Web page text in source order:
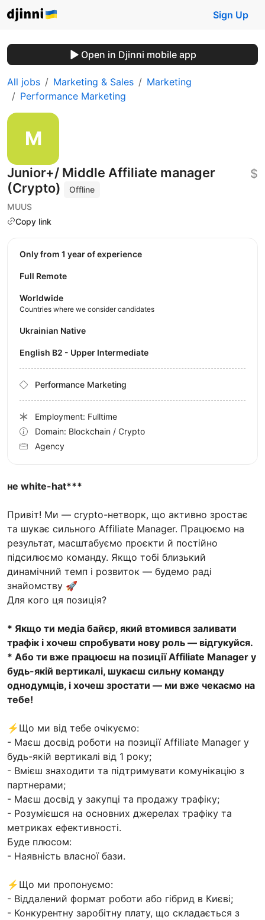
Sign Up
Open in Djinni mobile app
All jobs Marketing & Sales
Marketing
Performance Marketing
Junior+/ Middle Affiliate manager
(Crypto)
Offline
MUUS
Copy link
$
не white-hat***
Привіт! Ми — crypto-нетворк, що активно зростає
та шукає сильного Affiliate Manager. Працюємо на
результат, масштабуємо проєкти й постійно
підсилюємо команду. Якщо тобі близький
динамічний темп і розвиток — будемо раді
знайомству 🚀
Для кого ця позиція?
* Якщо ти медіа байєр, який втомився заливати
трафік і хочеш спробувати нову роль — відгукуйся.
* Або ти вже працюєш на позиції Affiliate Manager у
будь-якій вертикалі, шукаєш сильну команду
однодумців, і хочеш зростати — ми вже чекаємо на
тебе!
⚡️Що ми від тебе очікуємо:
- Маєш досвід роботи на позиції Affiliate Manager у
будь-якій вертикалі від 1 року;
- Вмієш знаходити та підтримувати комунікацію з
партнерами;
- Маєш досвід у закупці та продажу трафіку;
- Розумієшся на основних джерелах трафіку та
метриках ефективності.
Буде плюсом:
- Наявність власної бази.
⚡️Що ми пропонуємо:
- Віддалений формат роботи або гібрид в Києві;
- Конкурентну заробітну плату, що складається з
Only from 1 year of experience
Full Remote
Worldwide
Countries where we consider candidates
Ukrainian Native
English B2 - Upper Intermediate
Performance Marketing
Employment: Fulltime
Domain: Blockchain / Crypto
Agency